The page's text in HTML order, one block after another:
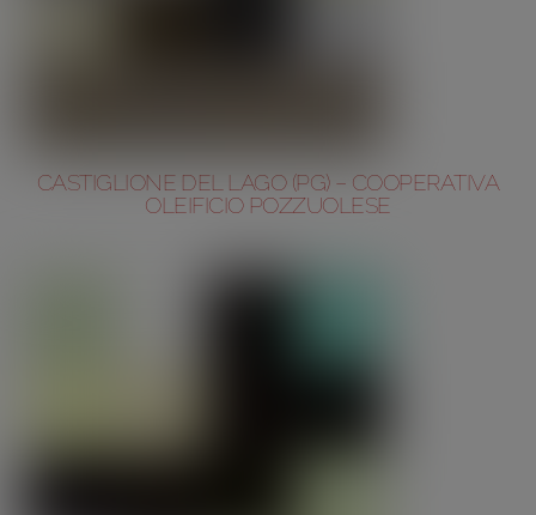
CASTIGLIONE DEL LAGO (PG) – COOPERATIVA
OLEIFICIO POZZUOLESE